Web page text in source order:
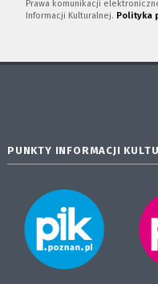
Prawa komunikacji
Informacji Kulturalnej. Polityka
PUNKTY INFORMACJI